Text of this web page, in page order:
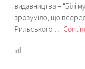
видавництва – "Білі
зрозуміло, що
Рильського …